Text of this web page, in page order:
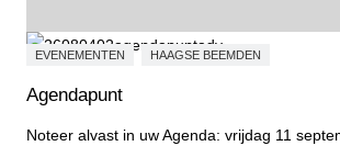
EVENEMENTEN HAAGSE BEEMDEN
Agendapunt
Noteer alvast in uw Agenda: vrijdag 11